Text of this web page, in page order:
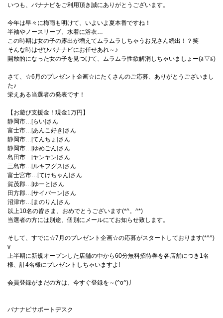
いつも、バナナビをご利用頂き誠にありがとうございます。
今年は早々に梅雨も明けて、いよいよ夏本番ですね！
半袖やノースリーブ、水着に浴衣…
この時期は女の子の露出が増えてムラムラしちゃうお兄さん続出！？笑
そんな時はぜひバナナビにお任せあれ～♪
開放的になった女の子を見つけて、ムラムラ性欲解消しちゃいましょー(≧▽≦)
さて、☆6月のプレゼント企画☆にたくさんのご応募、ありがとうございまし
た♪
栄えある当選者の発表です！
【お遊び支援金！現金1万円】
静岡市…[らい]さん
富士市…[あんこ好き]さん
静岡市…[てんちょ]さん
静岡市…[ゆめごん]さん
島田市…[ヤンヤン]さん
三島市…[ルキフグス]さん
富士宮市…[てけちゃん]さん
賀茂郡…[ゆーと]さん
田方郡…[サイバーン]さん
沼津市…[まのりん]さん
以上10名の皆さま、おめでとうございます(*^。^*)
当選者の方には別途、個別にメールにてお知らせ致します。
そして、すでに☆7月のプレゼント企画☆の応募がスタートしております(*^^)
v
上半期に新規オープンした店舗の中から60分無料招待券を各店舗につき1名
様、計4名様にプレゼントしちゃいますよ!
会員登録がまだの方は、今すぐ登録を～(^o^)丿
バナナビサポートデスク